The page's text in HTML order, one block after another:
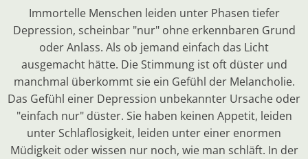
Immortelle Menschen leiden unter Phasen tiefer
Depression, scheinbar "nur" ohne erkennbaren Grund
oder Anlass. Als ob jemand einfach das Licht
ausgemacht hätte. Die Stimmung ist oft düster und
manchmal überkommt sie ein Gefühl der Melancholie.
Das Gefühl einer Depression unbekannter Ursache oder
"einfach nur" düster. Sie haben keinen Appetit, leiden
unter Schlaflosigkeit, leiden unter einer enormen
Müdigkeit oder wissen nur noch, wie man schläft. In der